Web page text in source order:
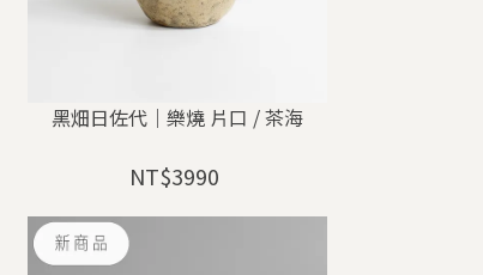
黑畑日佐代｜樂燒 片口 / 茶海
NT$3990